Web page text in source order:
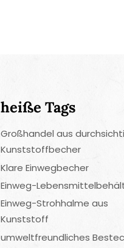
heiße Tags
Großhandel aus
Kunststoffbecher
Klare Einwegbecher
Einweg-
Einweg-Strohhalme aus
Kunststoff
umweltfreundliches